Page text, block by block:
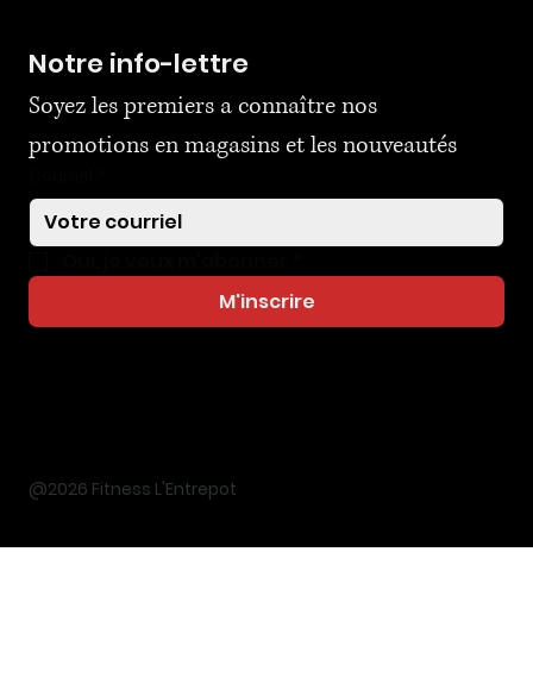
Notre info-lettre
Soyez les premiers a connaître nos
promotions en magasins et les nouveautés
M'inscrire
@2026 Fitness L'Entrepot